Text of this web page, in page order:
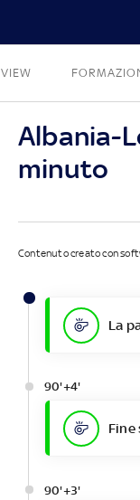
Albania-
minuto
Contenuto creato con
La
90'+4'
Fine
90'+3'